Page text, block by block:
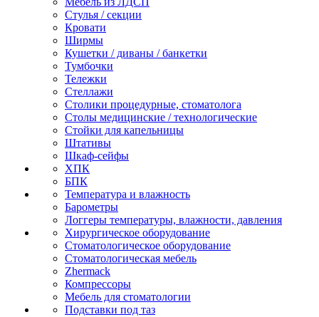
Стулья / секции
Кровати
Ширмы
Кушетки / диваны / банкетки
Тумбочки
Тележки
Стеллажи
Столики процедурные, стоматолога
Столы медицинские / технологические
Стойки для капельницы
Штативы
Шкаф-сейфы
ХПК
БПК
Температура и влажность
Барометры
Логгеры температуры, влажности, давления
Хирургическое оборудование
Стоматологическое оборудование
Стоматологическая мебель
Zhermack
Компрессоры
Мебель для стоматологии
Подставки под таз